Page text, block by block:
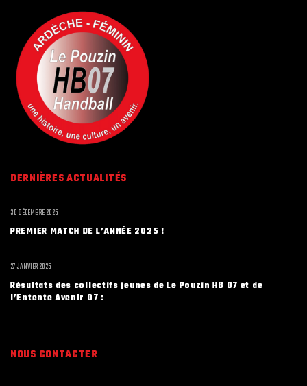
DERNIÈRES ACTUALITÉS
PREMIER MATCH DE L’ANNÉE 2025 !
30 DÉCEMBRE 2025
Résultats des collectifs jeunes de Le Pouzin HB 07 et de
l’Entente Avenir 07 :
27 JANVIER 2025
NOUS CONTACTER